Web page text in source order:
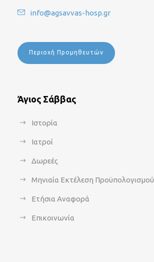
info@agsavvas-hosp.gr
Περιοχή Προμηθευτών
Άγιος Σάββας
Ιστορία
Ιατροί
Δωρεές
Μηνιαία Εκτέλεση Προϋπολογισμού
Ετήσια Αναφορά
Επικοινωνία